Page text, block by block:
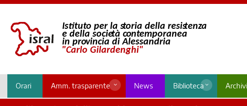
Orari Amm. trasparente News Biblioteca